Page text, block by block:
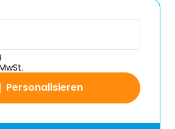
Personalisieren